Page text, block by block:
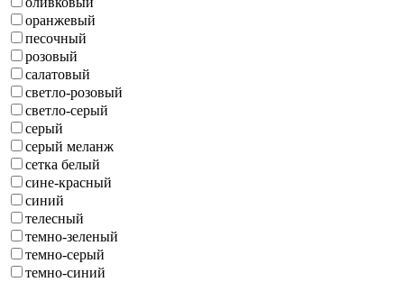
оранжевый
песочный
розовый
салатовый
светло-розовый
светло-серый
серый
серый меланж
сетка белый
сине-красный
синий
телесный
темно-зеленый
темно-серый
темно-синий